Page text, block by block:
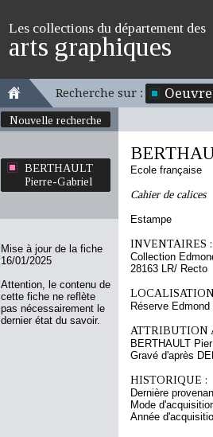
Les collections du département des
arts graphiques
Recherche sur :
Nouvelle recherche
BERTHAULT
Pierre-Gabriel
Mise à jour de la fiche
16/01/2025
Attention, le contenu de
cette fiche ne reflète
pas nécessairement le
dernier état du savoir.
Ecole française
Cahier de calices
Estampe
INVENTAIRES :
Collection
28163 LR/ Recto
Réserve
ATTRIBUTION
BERTHAULT
Gravé d'après
HISTORIQUE :
Dernière
Mode
Année